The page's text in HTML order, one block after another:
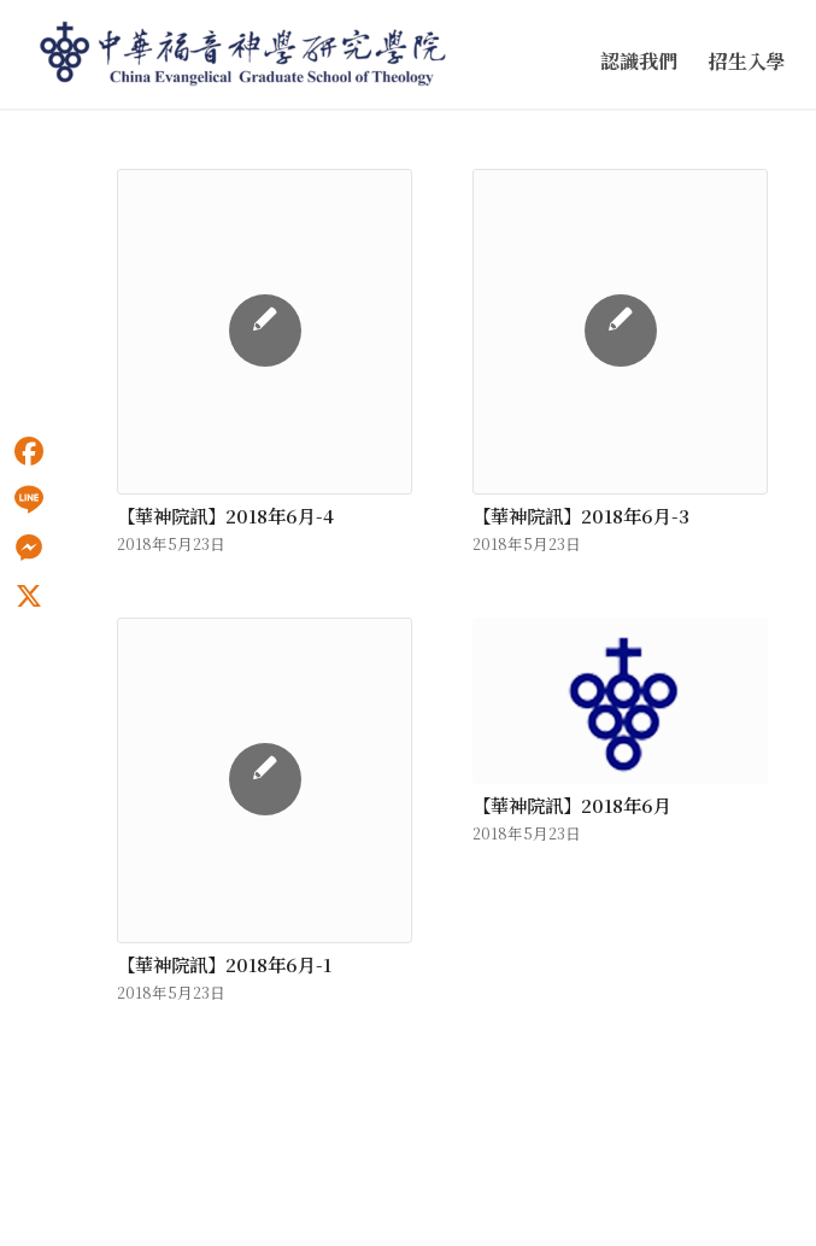
認識我們 招生入學
【華神院訊】2018年6月-4
2018年5月23日
【華神院訊】2018年6月-3
2018年5月23日
【華神院訊】2018年6月-1
2018年5月23日
【華神院訊】2018年6月
2018年5月23日
Facebook
Line
Messenger